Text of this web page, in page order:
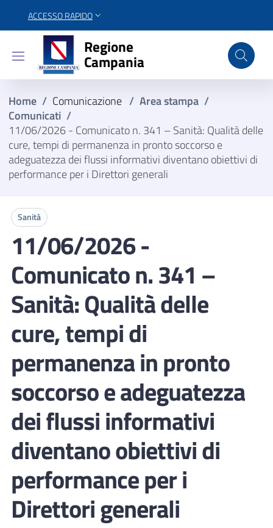
ACCESSO RAPIDO
Regione Campania
Regione
Campania
Home / Comunicazione / Area stampa /
Comunicati /
11/06/2026 - Comunicato n. 341 – Sanità: Qualità delle
cure, tempi di permanenza in pronto soccorso e
adeguatezza dei flussi informativi diventano obiettivi di
performance per i Direttori generali
Sanità
11/06/2026 -
Comunicato n. 341 –
Sanità: Qualità delle
cure, tempi di
permanenza in pronto
soccorso e adeguatezza
dei flussi informativi
diventano obiettivi di
performance per i
Direttori generali